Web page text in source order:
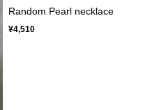
Random Pearl necklace
¥4,510